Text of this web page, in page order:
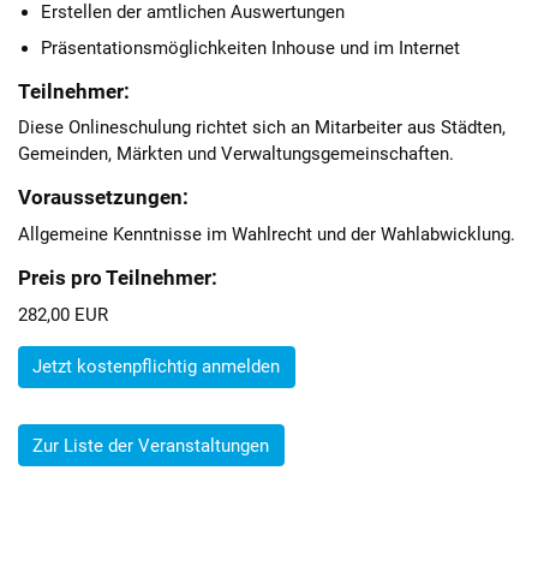
Erstellen der amtlichen Auswertungen
Präsentationsmöglichkeiten Inhouse und im Internet
Teilnehmer:
Diese Onlineschulung richtet sich an Mitarbeiter aus Städten,
Gemeinden, Märkten und Verwaltungsgemeinschaften.
Voraussetzungen:
Allgemeine Kenntnisse im Wahlrecht und der Wahlabwicklung.
Preis pro Teilnehmer:
282,00 EUR
Jetzt kostenpflichtig anmelden
Zur Liste der Veranstaltungen